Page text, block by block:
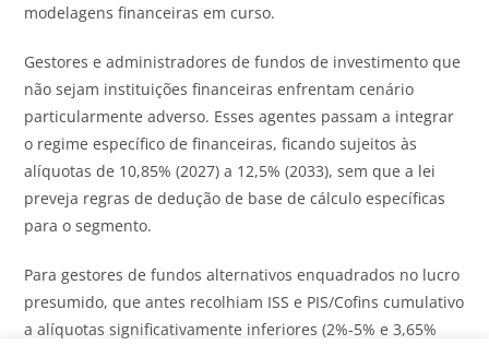
modelagens financeiras em curso.
Gestores e administradores de fundos de investimento que
não sejam instituições financeiras enfrentam cenário
particularmente adverso. Esses agentes passam a integrar
o regime específico de financeiras, ficando sujeitos às
alíquotas de 10,85% (2027) a 12,5% (2033), sem que a lei
preveja regras de dedução de base de cálculo específicas
para o segmento.
Para gestores de fundos alternativos enquadrados no lucro
presumido, que antes recolhiam ISS e PIS/Cofins cumulativo
a alíquotas significativamente inferiores (2%-5% e 3,65%